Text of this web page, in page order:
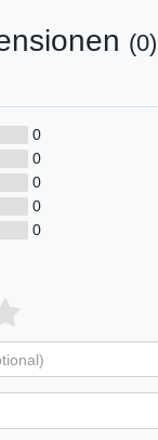
(0)
0
0
0
0
0